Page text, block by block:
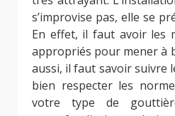
s’improvise pas, elle se
En effet, il faut avoir les
appropriés pour mener à
aussi, il faut savoir suivre
bien respecter les
votre type de